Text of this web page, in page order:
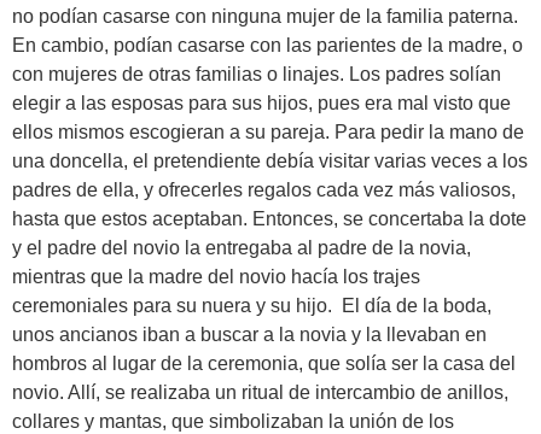
no podían casarse con ninguna mujer de la familia paterna.
En cambio, podían casarse con las parientes de la madre, o
con mujeres de otras familias o linajes. Los padres solían
elegir a las esposas para sus hijos, pues era mal visto que
ellos mismos escogieran a su pareja. Para pedir la mano de
una doncella, el pretendiente debía visitar varias veces a los
padres de ella, y ofrecerles regalos cada vez más valiosos,
hasta que estos aceptaban. Entonces, se concertaba la dote
y el padre del novio la entregaba al padre de la novia,
mientras que la madre del novio hacía los trajes
ceremoniales para su nuera y su hijo. El día de la boda,
unos ancianos iban a buscar a la novia y la llevaban en
hombros al lugar de la ceremonia, que solía ser la casa del
novio. Allí, se realizaba un ritual de intercambio de anillos,
collares y mantas, que simbolizaban la unión de los